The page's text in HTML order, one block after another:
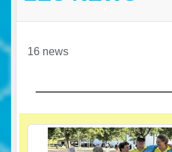
16 news
•